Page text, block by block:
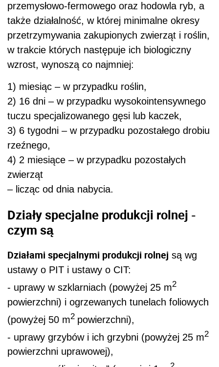
przemysłowo-fermowego oraz hodowla ryb, a
także działalność, w której minimalne okresy
przetrzymywania zakupionych zwierząt i roślin,
w trakcie których następuje ich biologiczny
wzrost, wynoszą co najmniej:
1) miesiąc – w przypadku roślin,
2) 16 dni – w przypadku wysokointensywnego
tuczu specjalizowanego gęsi lub kaczek,
3) 6 tygodni – w przypadku pozostałego drobiu
rzeźnego,
4) 2 miesiące – w przypadku pozostałych
zwierząt
– licząc od dnia nabycia.
Działy specjalne produkcji rolnej -
czym są
Działami specjalnymi produkcji rolnej są wg
ustawy o PIT i ustawy o CIT:
- uprawy w szklarniach (powyżej 25 m2
powierzchni) i ogrzewanych tunelach foliowych
(powyżej 50 m2 powierzchni),
- uprawy grzybów i ich grzybni (powyżej 25 m2
powierzchni uprawowej),